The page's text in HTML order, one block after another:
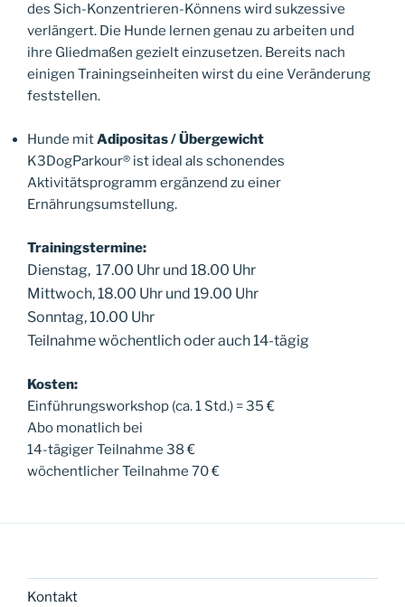
des Sich-Konzentrieren-Könnens wird sukzessive
verlängert. Die Hunde lernen genau zu arbeiten und
ihre Gliedmaßen gezielt einzusetzen. Bereits nach
einigen Trainingseinheiten wirst du eine Veränderung
feststellen.
Hunde mitAdipositas / Übergewicht
K3DogParkour® ist ideal als schonendes
Aktivitätsprogramm ergänzend zu einer
Ernährungsumstellung.
Trainingstermine:
Dienstag, 17.00 Uhr und 18.00 Uhr
Mittwoch, 18.00 Uhr und 19.00 Uhr
Sonntag, 10.00 Uhr
Teilnahme wöchentlich oder auch 14-tägig
Kosten:
Einführungsworkshop (ca. 1 Std.) = 35 €
Abo monatlich bei
14-tägiger Teilnahme 38 €
wöchentlicher Teilnahme 70 €
Kontakt